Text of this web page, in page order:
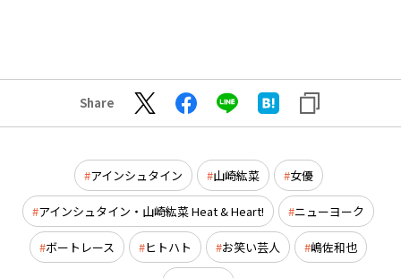
Share
アインシュタイン 山崎紘菜 女優
アインシュタイン・山崎紘菜 Heat & Heart! ニューヨーク
ボートレース ヒトハト お笑い芸人 嶋佐和也